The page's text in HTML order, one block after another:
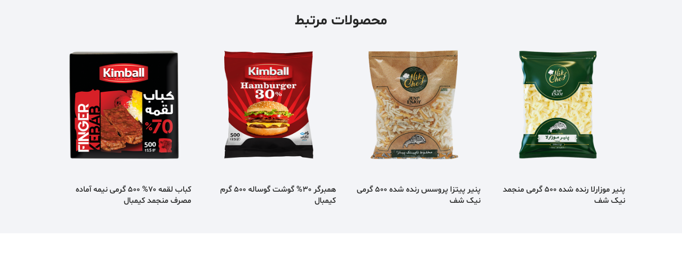
محصولات مرتبط
پنیر موزارلا رنده شده 500 گرمی منجمد
نیک شف
پنیر پیتزا پروسس رنده شده 500 گرمی
نیک شف
همبرگر 30% گوشت گوساله 500 گرم
کیمبال
کباب لقمه 70% 500 گرمی نیمه آماده
مصرف منجمد کیمبال